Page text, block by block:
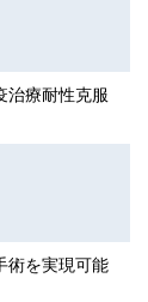
治療耐性克服
術を実現可能